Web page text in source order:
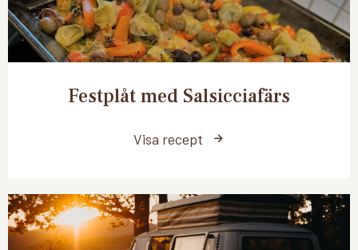
Festplåt med Salsicciafärs
Visa recept